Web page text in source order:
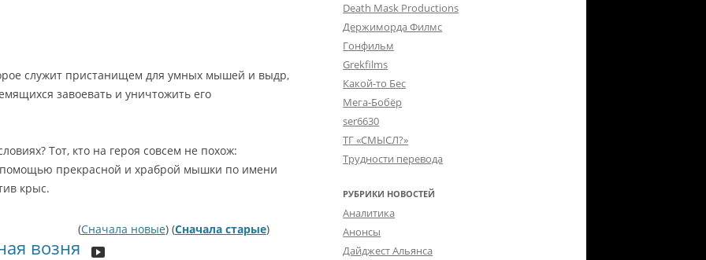
служит пристанищем для умных мышей и выдр,
завоевать и уничтожить его
Тот, кто на героя совсем не похож:
прекрасной и храброй мышки по имени
крыс.
(Сначала новые) (Сначала старые)
возня
Death Mask Productions
Держиморда Филмс
Гонфильм
Grekfilms
Какой-то Бес
Мега-Бобёр
ser6630
ТГ «СМЫСЛ?»
Трудности перевода
РУБРИКИ НОВОСТЕЙ
Аналитика
Анонсы
Дайджест Альянса